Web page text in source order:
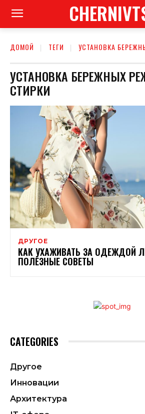
ДОМОЙ ТЕГИ УСТАНОВКА
УСТАНОВКА БЕРЕЖНЫХ
СТИРКИ
ДРУГОЕ
КАК УХАЖИВАТЬ ЗА ОДЕЖДОЙ
ПОЛЕЗНЫЕ СОВЕТЫ
CATEGORIES
Другое
Инновации
Архитектура